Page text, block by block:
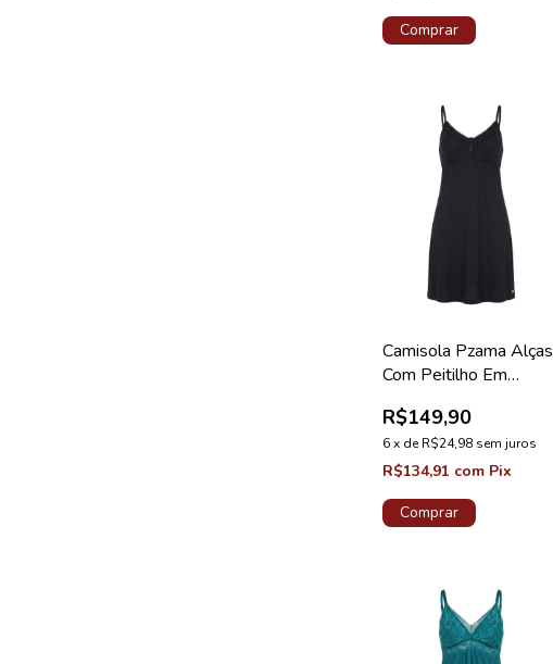
Comprar
Camisola Pzama Alças
Com Peitilho Em
Preto
R$149,90
6 x deR$24,98 sem juros
R$134,91 com Pix
Comprar